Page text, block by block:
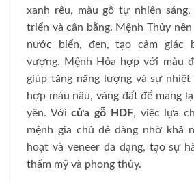
xanh rêu, màu gỗ tự nhiên
triển và cân bằng. Mệnh Thủy
nước biển, đen, tạo cảm giác
vượng. Mệnh Hỏa hợp với màu
giúp tăng năng lượng và sự
hợp màu nâu, vàng đất để mang
yên. Vớicửa gỗ HDF, việc lựa
mệnh gia chủ dễ dàng nhờ khả
hoạt và veneer đa dạng, tạo sự
thẩm mỹ và phong thủy.